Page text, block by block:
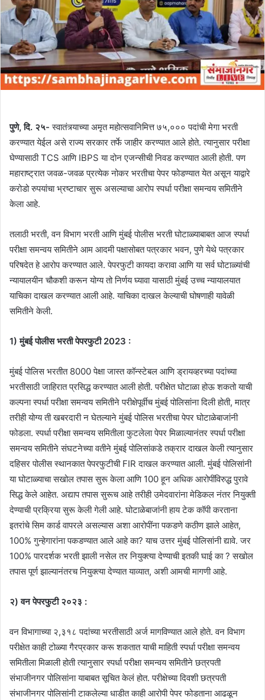
पुणे, दि. २५-स्वातंत्र्याच्या अमृत महोत्सवानिमित्त ७५,००० पदांची मेगा भरती
करण्यात येईल असे राज्य सरकार तर्फे जाहीर करण्यात आले होते. त्यानुसार परीक्षा
घेण्यासाठी TCS आणि IBPS या दोन एजन्सीची निवड करण्यात आली होती. पण
महाराष्ट्रात जवळ-जवळ प्रत्येक नोकर भरतीचा पेपर फोडण्यात येत असून याद्वारे
करोडो रुपयांचा भ्रष्टाचार सुरू असल्याचा आरोप स्पर्धा परीक्षा समन्वय समितीने
केला आहे.
तलाठी भरती, वन विभाग भरती आणि मुंबई पोलीस भरती घोटाळ्याबाबत आज स्पर्धा
परीक्षा समन्वय समितीने आम आदमी पक्षासोबत पत्रकार भवन, पुणे येथे पत्रकार
परिषदेत हे आरोप करण्यात आले. पेपरफुटी कायदा करावा आणि या सर्व घोटाळ्यांची
न्यायालयीन चौकशी करून योग्य तो निर्णय घ्यावा यासाठी मुंबई उच्च न्यायालयात
याचिका दाखल करण्यात आली आहे. याचिका दाखल केल्याची घोषणाही यावेळी
समितीने केली.
1) मुंबई पोलीस भरती पेपरफुटी 2023 :
मुंबई पोलिस भरतीत 8000 पेक्षा जास्त कॉन्स्टेबल आणि ड्रायव्हरच्या पदांच्या
भरतीसाठी जाहिरात प्रसिद्ध करण्यात आली होती. परीक्षेत घोटाळा होऊ शकतो याची
कल्पना स्पर्धा परीक्षा समन्वय समितीने परीक्षेपूर्वीच मुंबई पोलिसांना दिली होती, मात्र
तरीही योग्य ती खबरदारी न घेतल्याने मुंबई पोलिस भरतीचा पेपर घोटाळेबाजांनी
फोडला. स्पर्धा परीक्षा समन्वय समितीला फुटलेला पेपर मिळाल्यानंतर स्पर्धा परीक्षा
समन्वय समितीने संघटनेच्या वतीने मुंबई पोलिसांकडे तक्रार दाखल केली त्यानुसार
दहिसर पोलीस स्थानकात पेपरफुटीची FIR दाखल करण्यात आली. मुंबई पोलिसांनी
या घोटाळ्याचा सखोल तपास सुरू केला आणि 100 हून अधिक आरोपींविरुद्ध पुरावे
सिद्ध केले आहेत. अद्याप तपास सुरूच आहे तरीही उमेदवारांना मेडिकल नंतर नियुक्ती
देण्याची प्रक्रिया सुरू केली गेली आहे. घोटाळेबाजांनी हाय टेक कॉपी करताना
इतरांचे सिम कार्ड वापरले असल्यास अशा आरोपींना पकडणे कठीण झाले आहेत,
100% गुन्हेगारांना पकडण्यात आले आहे का? याच उत्तर मुंबई पोलिसांनी द्यावे. जर
100% पारदर्शक भरती झाली नसेल तर नियुक्त्या देण्याची इतकी घाई का ? सखोल
तपास पूर्ण झाल्यानंतरच नियुक्त्या देण्यात याव्यात, अशी आमची मागणी आहे.
२) वन पेपरफुटी २०२३ :
वन विभागाच्या २,३१८ पदांच्या भरतीसाठी अर्ज मागविण्यात आले होते. वन विभाग
परीक्षेत काही टोळ्या गैरप्रकार करू शकतात याची माहिती स्पर्धा परीक्षा समन्वय
समितीला मिळाली होती त्यानुसार स्पर्धा परीक्षा समन्वय समितीने छत्रपती
संभाजीनगर पोलिसांना याबाबत सूचित केलं होत. परीक्षेच्या दिवशी छत्रपती
संभाजीनगर पोलिसांनी टाकलेल्या धाडीत काही आरोपी पेपर फोडताना आढळून